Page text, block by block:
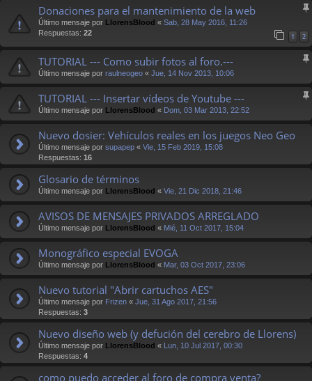
Donaciones para el mantenimiento de la web
Último mensaje por LlorensBlood « Sab, 28 May 2016, 11:26
Respuestas: 22 1 2
TUTORIAL --- Como subir fotos al foro.---
Último mensaje por raulneogeo « Jue, 14 Nov 2013, 10:06
TUTORIAL --- Insertar vídeos de Youtube ---
Último mensaje por LlorensBlood « Dom, 03 Mar 2013, 22:52
Nuevo dosier: Vehículos reales en los juegos Neo Geo
Último mensaje por supapep « Vie, 15 Feb 2019, 15:08
Respuestas: 16
Glosario de términos
Último mensaje por LlorensBlood « Vie, 21 Dic 2018, 21:46
AVISOS DE MENSAJES PRIVADOS ARREGLADO
Último mensaje por LlorensBlood « Mié, 11 Oct 2017, 15:04
Monográfico especial EVOGA
Último mensaje por LlorensBlood « Mar, 03 Oct 2017, 23:06
Nuevo tutorial "Abrir cartuchos AES"
Último mensaje por Frizen « Jue, 31 Ago 2017, 21:56
Respuestas: 3
Nuevo diseño web (y defución del cerebro de Llorens)
Último mensaje por LlorensBlood « Lun, 10 Jul 2017, 00:30
Respuestas: 4
como puedo acceder al foro de compra venta?